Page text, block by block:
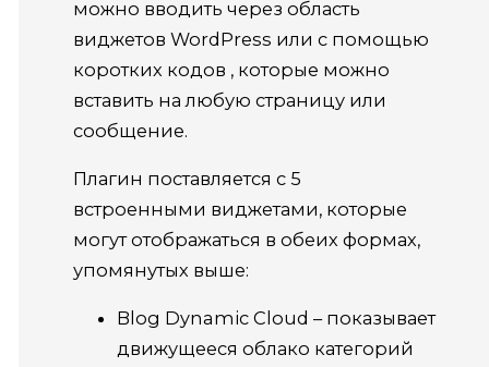
можно вводить через область
виджетов WordPress или с помощью
коротких кодов , которые можно
вставить на любую страницу или
сообщение.
Плагин поставляется с 5
встроенными виджетами, которые
могут отображаться в обеих формах,
упомянутых выше:
Blog Dynamic Cloud – показывает
движущееся облако категорий